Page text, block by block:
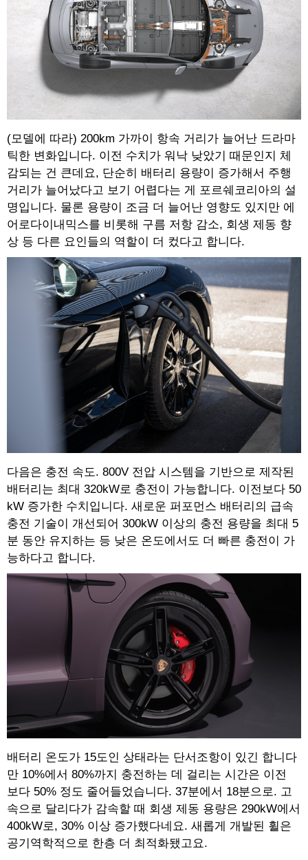
(모델에 따라) 200km 가까이 항속 거리가 늘어난 드라마
틱한 변화입니다. 이전 수치가 워낙 낮았기 때문인지 체
감되는 건 큰데요, 단순히 배터리 용량이 증가해서 주행
거리가 늘어났다고 보기 어렵다는 게 포르쉐코리아의 설
명입니다. 물론 용량이 조금 더 늘어난 영향도 있지만 에
어로다이내믹스를 비롯해 구름 저항 감소, 회생 제동 향
상 등 다른 요인들의 역할이 더 컸다고 합니다.
다음은 충전 속도. 800V 전압 시스템을 기반으로 제작된
배터리는 최대 320kW로 충전이 가능합니다. 이전보다 50
kW 증가한 수치입니다. 새로운 퍼포먼스 배터리의 급속
충전 기술이 개선되어 300kW 이상의 충전 용량을 최대 5
분 동안 유지하는 등 낮은 온도에서도 더 빠른 충전이 가
능하다고 합니다.
배터리 온도가 15도인 상태라는 단서조항이 있긴 합니다
만 10%에서 80%까지 충전하는 데 걸리는 시간은 이전
보다 50% 정도 줄어들었습니다. 37분에서 18분으로. 고
속으로 달리다가 감속할 때 회생 제동 용량은 290kW에서
400kW로, 30% 이상 증가했다네요. 새롭게 개발된 휠은
공기역학적으로 한층 더 최적화됐고요.